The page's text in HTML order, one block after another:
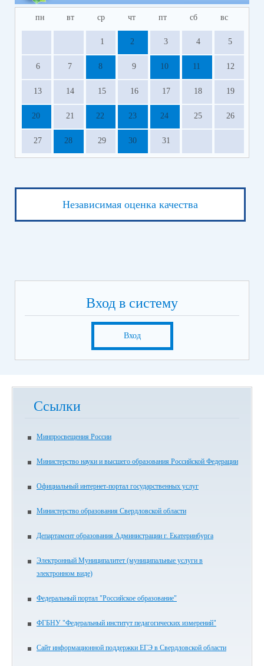
пн вт ср чт пт сб вс
1 2 3 4 5
6 7 8 9 10 11 12
13 14 15 16 17 18 19
20 21 22 23 24 25 26
27 28 29 30 31
Независимая оценка качества
Вход в систему
Вход
Ссылки
Минпросвещения России
Министерство науки и высшего образования Российской Федерации
Официальный интернет-портал государственных услуг
Министерство образования Свердловской области
Департамент образования Администрации г. Екатеринбурга
Электронный Муниципалитет (муниципальные услуги в
электронном виде)
Федеральный портал "Российское образование"
ФГБНУ "Федеральный институт педагогических измерений"
Сайт информационной поддержки ЕГЭ в Свердловской области